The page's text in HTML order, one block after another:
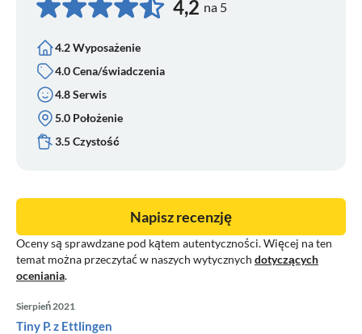
4,2 na 5
4.2 Wyposażenie
4.0 Cena/świadczenia
4.8 Serwis
5.0 Położenie
3.5 Czystość
Oceny są sprawdzane pod kątem autentyczności. Więcej na ten
temat można przeczytać w naszych wytycznych dotyczących
oceniania.
Napisz recenzję
Sierpień 2021
Tiny P. z Ettlingen